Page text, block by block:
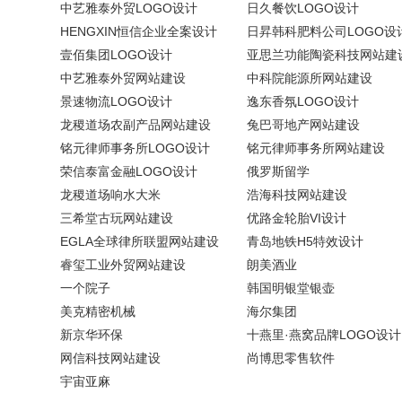
中艺雅泰外贸LOGO设计
日久餐饮LOGO设计
HENGXIN恒信企业全案设计
日昇韩科肥料公司LOGO设
壹佰集团LOGO设计
亚思兰功能陶瓷科技网站建
中艺雅泰外贸网站建设
中科院能源所网站建设
景速物流LOGO设计
逸东香氛LOGO设计
龙稷道场农副产品网站建设
兔巴哥地产网站建设
铭元律师事务所LOGO设计
铭元律师事务所网站建设
荣信泰富金融LOGO设计
俄罗斯留学
龙稷道场响水大米
浩海科技网站建设
三希堂古玩网站建设
优路金轮胎VI设计
EGLA全球律所联盟网站建设
青岛地铁H5特效设计
睿玺工业外贸网站建设
朗美酒业
一个院子
韩国明银堂银壶
美克精密机械
海尔集团
新京华环保
十燕里·燕窝品牌LOGO设计
网信科技网站建设
尚博思零售软件
宇宙亚麻